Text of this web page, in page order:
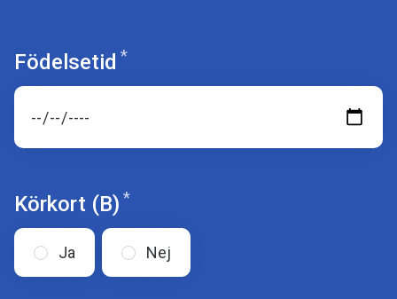
Födelsetid *Obligatoriskt
Körkort (B) *Obligatoriskt
Ja Nej